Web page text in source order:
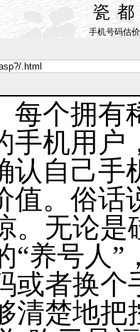
瓷
手机号码估
个拥有
手机用户
认自己手
值。俗话
。无论是
“养号人”
或者换个
清楚地把